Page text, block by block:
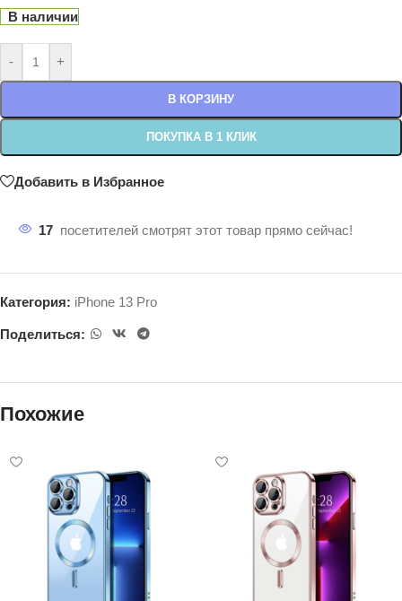
В наличии
- +
В КОРЗИНУ
ПОКУПКА В 1 КЛИК
Добавить в Избранное
17 посетителей смотрят этот товар прямо сейчас!
Категория: iPhone 13 Pro
Поделиться:
Похожие